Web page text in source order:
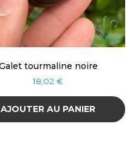
tourmaline noire
18,02€
AJOUTER AU PANIER